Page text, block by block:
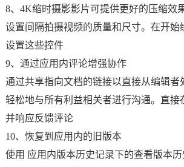
8、4K缩时摄影影片可提供更好的压缩效
设置间隔拍摄视频的质量和尺寸。在开始
设置这些控件
9、通过应用内评论增强协作
通过共享指向文档的链接以直接从编辑者
轻松地与所有利益相关者进行沟通。直接
并响应反馈评论
10、恢复到应用内的旧版本
使用 应用内版本历史记录下的查看版本